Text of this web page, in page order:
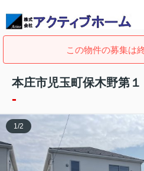
この物件の募集は
本庄市児玉町保木野第
-
1/2